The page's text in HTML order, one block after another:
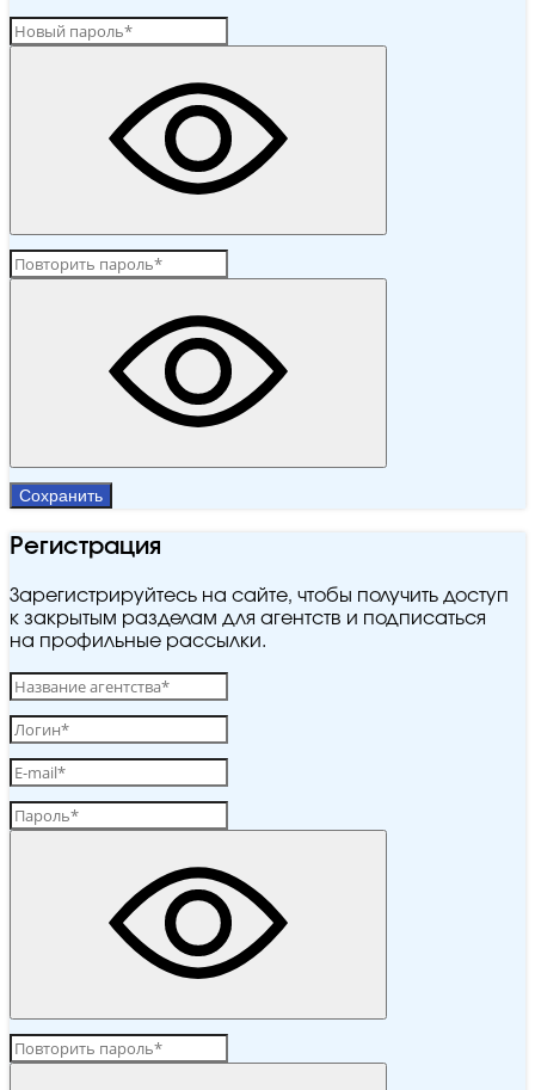
Сохранить
Регистрация
Зарегистрируйтесь на сайте, чтобы получить доступ
к закрытым разделам для агентств и подписаться
на профильные рассылки.